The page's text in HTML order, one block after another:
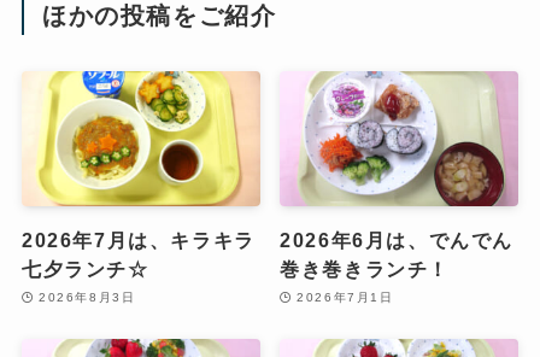
ほかの投稿をご紹介
2026年7月は、キラキラ
七夕ランチ☆
2026年8月3日
2026年6月は、でんでん
巻き巻きランチ！
2026年7月1日